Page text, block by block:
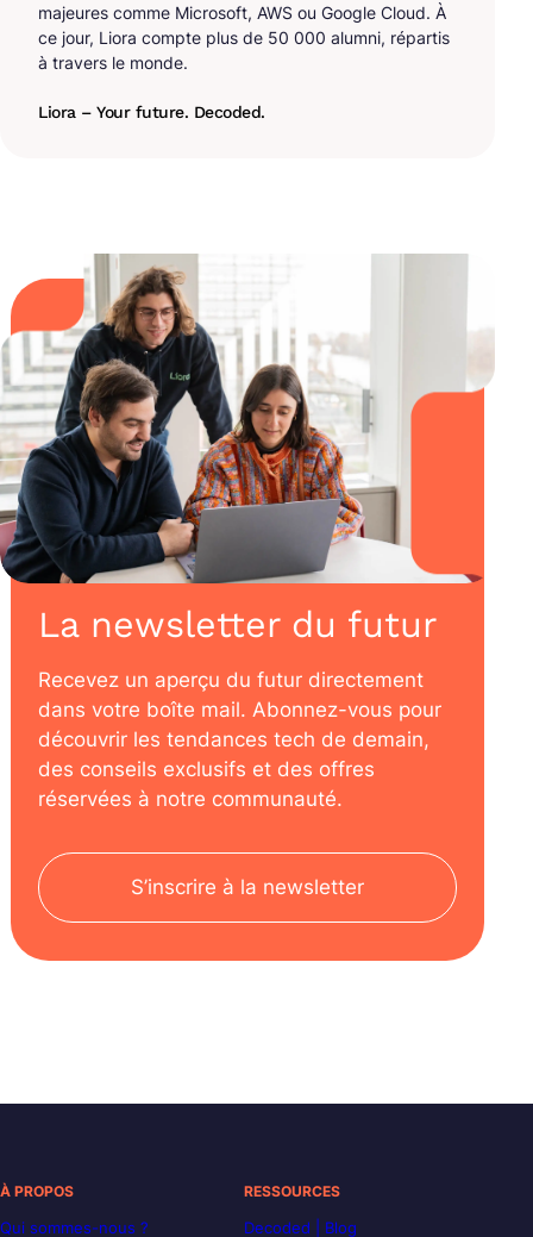
majeures comme Microsoft, AWS ou Google Cloud. À
ce jour, Liora compte plus de 50 000 alumni, répartis
à travers le monde.
Liora – Your future. Decoded.
La newsletter du futur
Recevez un aperçu du futur directement
dans votre boîte mail. Abonnez-vous pour
découvrir les tendances tech de demain,
des conseils exclusifs et des offres
réservées à notre communauté.
S’inscrire à la newsletter
À PROPOS
Qui sommes-nous ?
RESSOURCES
Decoded | Blog